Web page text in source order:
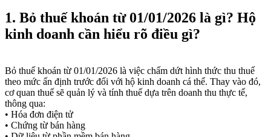
1. Bỏ thuế khoán từ 01/01/2026 là gì? Hộ
kinh doanh cần hiểu rõ điều gì?
Bỏ thuế khoán từ 01/01/2026 là việc chấm dứt hình thức thu thuế
theo mức ấn định trước đối với hộ kinh doanh cá thể. Thay vào đó,
cơ quan thuế sẽ quản lý và tính thuế dựa trên doanh thu thực tế,
thông qua:
• Hóa đơn điện tử
• Chứng từ bán hàng